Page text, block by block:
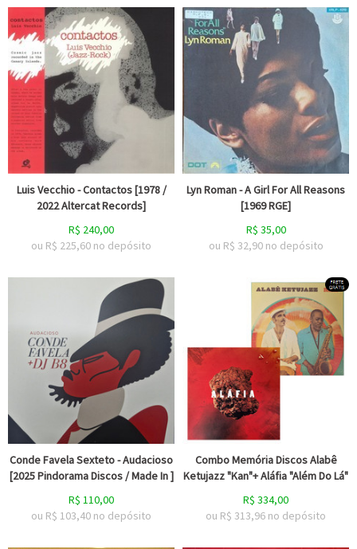
Luis Vecchio - Contactos [1978 /
2022 Altercat Records]
R$ 240,00
ou R$ 225,60 no depósito
Lyn Roman - A Girl For All Reasons
[1969 RGE]
R$ 35,00
ou R$ 32,90 no depósito
Conde Favela Sexteto - Audacioso
[2025 Pindorama Discos / Made In ]
R$ 110,00
ou R$ 103,40 no depósito
Combo Memória Discos Alabê
Ketujazz "Kan"+ Aláfia "Além Do Lá"
R$ 334,00
ou R$ 313,96 no depósito